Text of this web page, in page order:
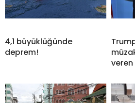
4,1 büyüklüğünde
deprem!
veren